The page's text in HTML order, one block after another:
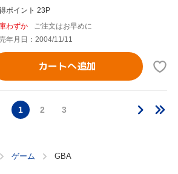
ポイント 23P
わずか
ご注文はお早めに
年月日：2004/11/11
カートへ追加
1 2 3
ゲーム GBA